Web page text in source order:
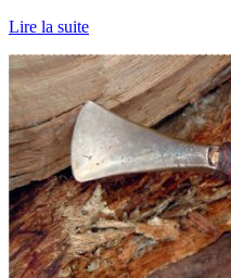
Lire la suite